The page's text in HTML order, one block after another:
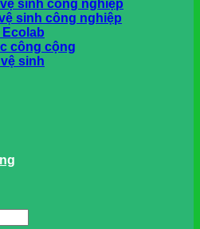
sinh công nghiệp
sinh công nghiệp
Ecolab
công cộng
sinh